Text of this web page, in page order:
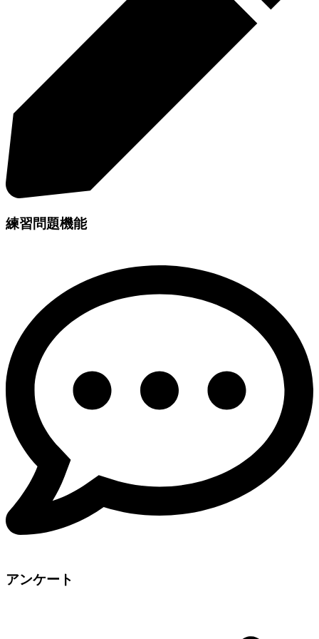
練習問題機能
アンケート